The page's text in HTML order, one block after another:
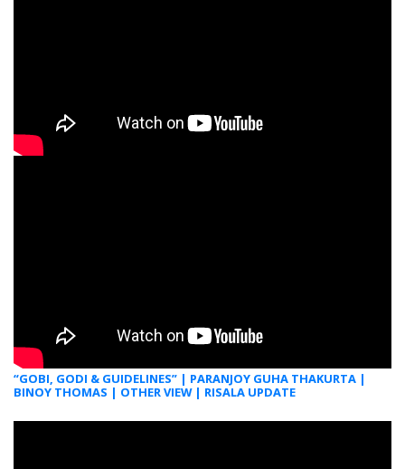
“GOBI, GODI & GUIDELINES” | PARANJOY GUHA THAKURTA |
BINOY THOMAS | OTHER VIEW | RISALA UPDATE